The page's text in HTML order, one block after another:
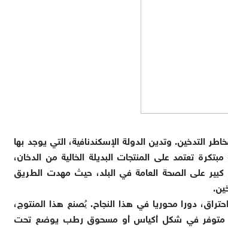
التدخين. وتدين الدولة الإسكندنافية، التي يوجد بها
تعتمد على المنتجات البديلة الخالية من الدخان،
على الصحة العامة في البلد، حيث مهدت الطريق
دورا محوريا في هذا النجاح. يُصنع هذا المنتوج،
متوفر في شكل أكياس أو مسحوق رطب يوضع تحت